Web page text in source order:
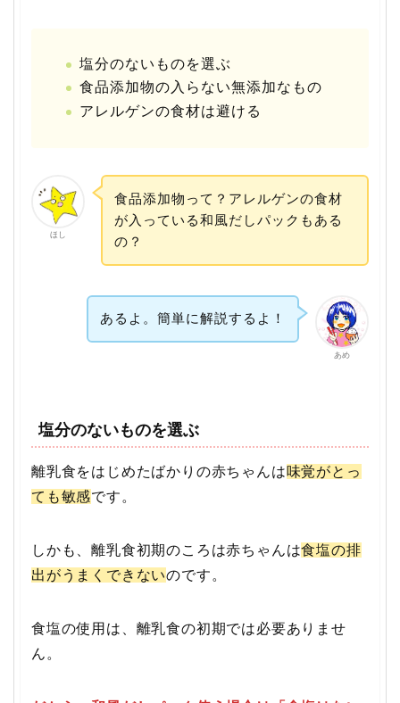
塩分のないものを選ぶ
食品添加物の入らない無添加なもの
アレルゲンの食材は避ける
ほし
食品添加物って？アレルゲンの食材
が入っている和風だしパックもある
の？
あめ
あるよ。簡単に解説するよ！
塩分のないものを選ぶ
離乳食をはじめたばかりの赤ちゃんは味覚がとっ
ても敏感です。
しかも、離乳食初期のころは赤ちゃんは食塩の排
出がうまくできないのです。
食塩の使用は、離乳食の初期では必要ありませ
ん。